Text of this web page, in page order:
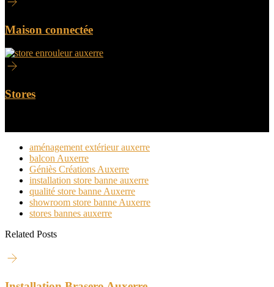
Maison connectée
Stores
aménagement extérieur auxerre
balcon Auxerre
Géniès Créations Auxerre
installation store banne auxerre
qualité store banne Auxerre
showroom store banne Auxerre
stores bannes auxerre
Related Posts